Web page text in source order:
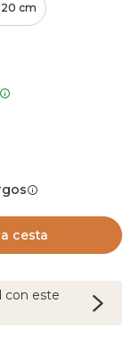
cm
cesta
con este